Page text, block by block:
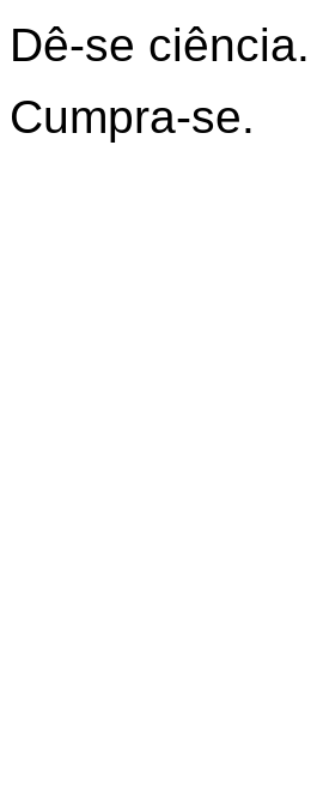
Dê-se ciência.
Cumpra-se.